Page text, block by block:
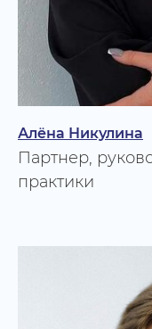
Алёна Никулина
Партнер,
практики
ПГНИУ
Еще